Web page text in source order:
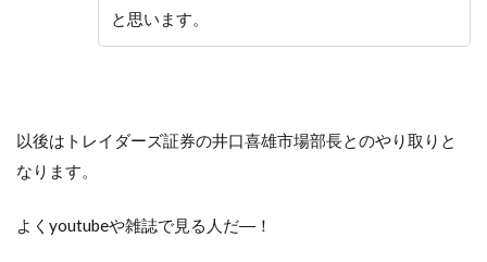
と思います。
以後はトレイダーズ証券の井口喜雄市場部長とのやり取りと
なります。
よくyoutubeや雑誌で見る人だ―！